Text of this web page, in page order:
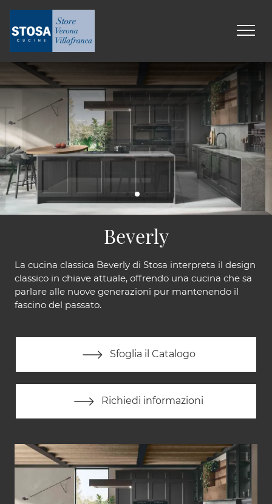
Beverly
La cucina classica Beverly di Stosa interpreta il design
classico in chiave attuale, offrendo una cucina che sa
parlare alle nuove generazioni pur mantenendo il
fascino del passato.
Sfoglia il Catalogo
Richiedi informazioni